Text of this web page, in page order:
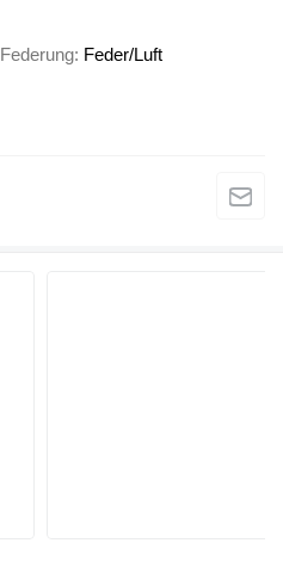
Federung Feder/Luft